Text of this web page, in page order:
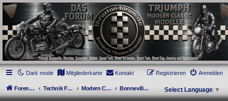
thruxton-forum.de
DAS FORUM! Alles rund um die Triumph Modern Classic Modelle. Das Forum für
die New Bonneville Baureihen ab BJ 2001. Triumph Bonneville, Thruxton,
Scrambler, Bobber, Speed Twin, Street Scrambler, Street Twin, Street Cup, America
und Speedmaster.
Dark mode
Mitgliederkarte Kontakt Anmelden
Registrieren
Foren-Übersicht Technik Forum Modern Classics - Baujahre ab 2016 [LC] Bonneville T120 Familie Select Language ▼